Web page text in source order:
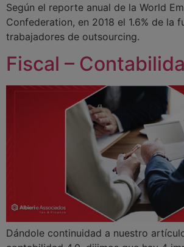
Según el reporte anual de la World
Confederation, en 2018 el 1.6% de la
trabajadores de outsourcing.
Fiscal –
Dándole continuidad a nuestro